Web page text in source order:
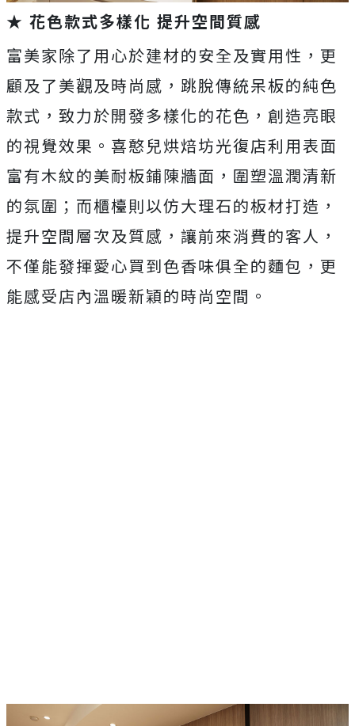
★ 花色款式多樣化 提升空間質感
富美家除了用心於建材的安全及實用性，更
顧及了美觀及時尚感，跳脫傳統呆板的純色
款式，致力於開發多樣化的花色，創造亮眼
的視覺效果。喜憨兒烘焙坊光復店利用表面
富有木紋的美耐板鋪陳牆面，圍塑溫潤清新
的氛圍；而櫃檯則以仿大理石的板材打造，
提升空間層次及質感，讓前來消費的客人，
不僅能發揮愛心買到色香味俱全的麵包，更
能感受店內溫暖新穎的時尚空間。